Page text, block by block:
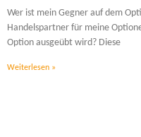
Wer ist mein Gegner auf dem
Handelspartner für meine
Option ausgeübt wird? Diese
Weiterlesen »